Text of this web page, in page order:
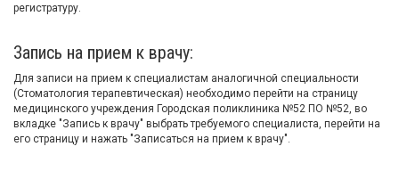
регистратуру.
Запись на прием к врачу:
Для записи на прием к специалистам аналогичной специальности
(Стоматология терапевтическая) необходимо перейти на страницу
медицинского учреждения Городская поликлиника №52 ПО №52, во
вкладке "Запись к врачу" выбрать требуемого специалиста, перейти на
его страницу и нажать "Записаться на прием к врачу".